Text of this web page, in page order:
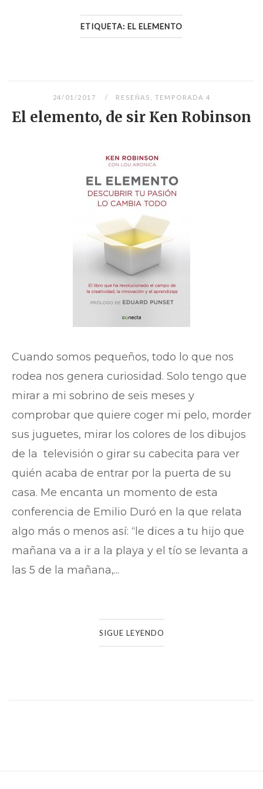
ETIQUETA: EL ELEMENTO
24/01/2017 RESEÑAS TEMPORADA 4
El elemento, de sir Ken Robinson
Cuando somos pequeños, todo lo que nos
rodea nos genera curiosidad. Solo tengo que
mirar a mi sobrino de seis meses y
comprobar que quiere coger mi pelo, morder
sus juguetes, mirar los colores de los dibujos
de la televisión o girar su cabecita para ver
quién acaba de entrar por la puerta de su
casa. Me encanta un momento de esta
conferencia de Emilio Duró en la que relata
algo más o menos así: “le dices a tu hijo que
mañana va a ir a la playa y el tío se levanta a
las 5 de la mañana,...
SIGUE LEYENDO